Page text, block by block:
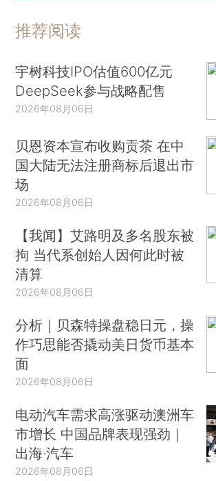
推荐阅读
宇树科技IPO估值600亿元
DeepSeek参与战略配售
2026年08月06日
贝恩资本宣布收购贡茶 在中
国大陆无法注册商标后退出市
场
2026年08月06日
【我闻】艾路明及多名股东被
拘 当代系创始人因何此时被
清算
2026年08月06日
分析｜贝森特操盘稳日元，操
作巧思能否撬动美日货币基本
面
2026年08月06日
电动汽车需求高涨驱动澳洲车
市增长 中国品牌表现强劲｜
出海·汽车
2026年08月06日